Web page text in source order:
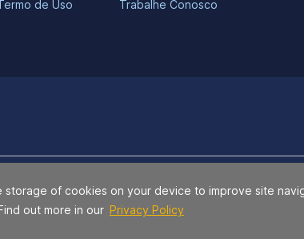
storage of cookies on your device to improve site
out more in our Privacy Policy
de Uso
Trabalhe Conosco
nos estados da Bahia e do Sergipe para
Esperança S.A., Hospital Aliança, Centro Médico Aliança e/